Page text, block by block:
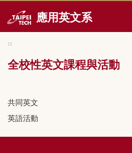
到
容
區
應用英文系
:::
全校性英文課程與活動
共同英文
英語活動